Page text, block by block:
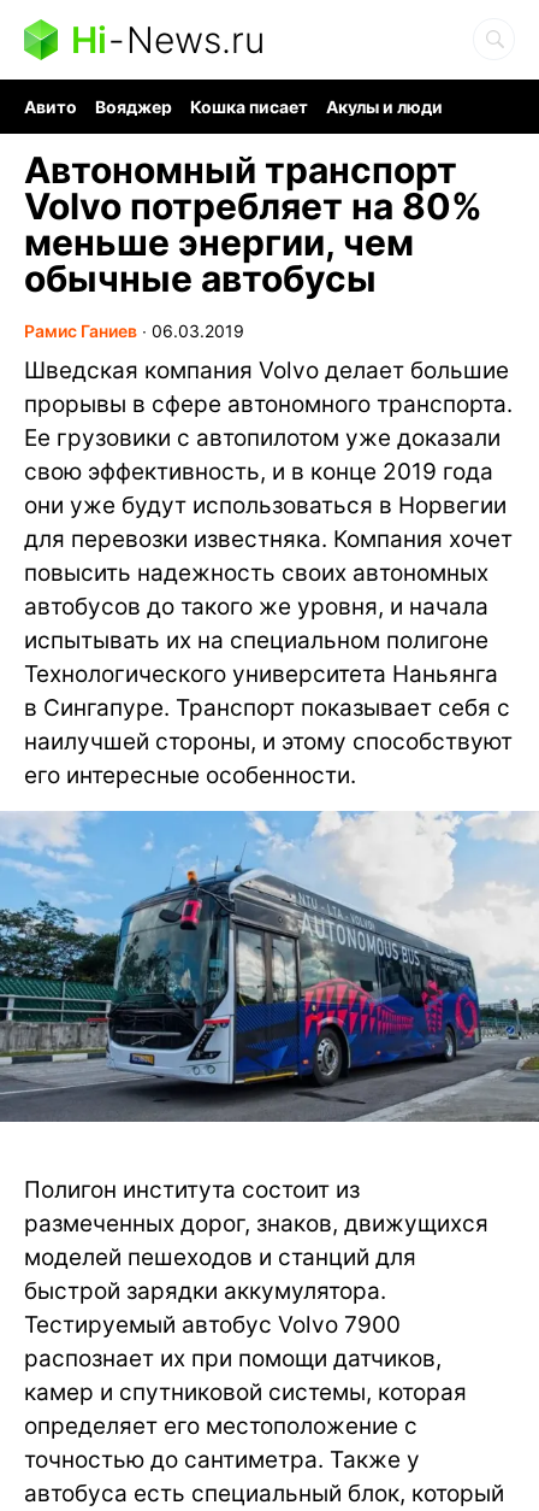
Hi-News.ru
Авито Вояджер Кошка писает
Акулы и люди
Автономный транспорт
Volvo потребляет на 80%
меньше энергии, чем
обычные автобусы
Рамис Ганиев ∙ 06.03.2019
Шведская компания Volvo делает большие
прорывы в сфере автономного транспорта.
Ее грузовики с автопилотом уже доказали
свою эффективность, и в конце 2019 года
они уже будут использоваться в Норвегии
для перевозки известняка. Компания хочет
повысить надежность своих автономных
автобусов до такого же уровня, и начала
испытывать их на специальном полигоне
Технологического университета Наньянга
в Сингапуре. Транспорт показывает себя с
наилучшей стороны, и этому способствуют
его интересные особенности.
Полигон института состоит из
размеченных дорог, знаков, движущихся
моделей пешеходов и станций для
быстрой зарядки аккумулятора.
Тестируемый автобус Volvo 7900
распознает их при помощи датчиков,
камер и спутниковой системы, которая
определяет его местоположение с
точностью до сантиметра. Также у
автобуса есть специальный блок, который